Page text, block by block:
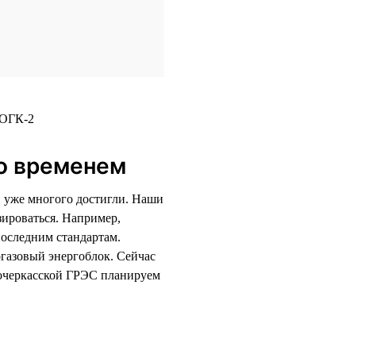
временем
многого достигли. Наши
Например,
стандартам.
энергоблок. Сейчас
ГРЭС планируем